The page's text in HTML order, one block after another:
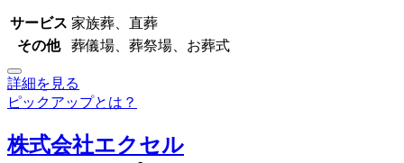
サービス 家族葬、直葬
その他
葬儀場、葬祭場、お葬式
詳細を見る
ピックアップとは？
株式会社エクセル